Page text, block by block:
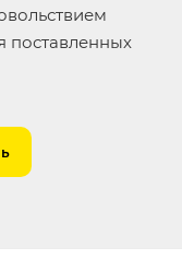
поставленных